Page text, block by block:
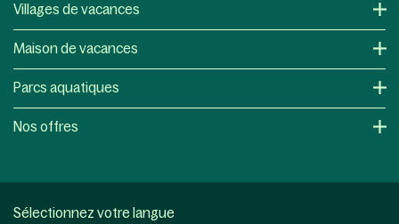
Villages de vacances
Maison de vacances
Parcs aquatiques
Nos offres
Sélectionnez votre langue